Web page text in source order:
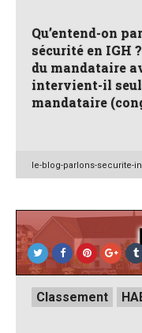
Qu’entend-on
sécurité en IGH
du mandataire
intervient-il
mandataire
Posted
le-blog-parlons-securite-
Posted
inClassement